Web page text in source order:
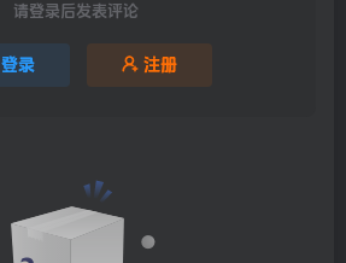
请登录后发表评论
登录 注册